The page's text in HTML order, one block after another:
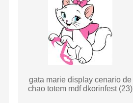
gata marie display cenario de
chao totem mdf dkorinfest (23)